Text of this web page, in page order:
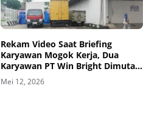
Rekam Video Saat Briefing
Karyawan Mogok Kerja, Dua
Karyawan PT Win Bright Dimutasi
Jadi GA
Mei 12, 2026